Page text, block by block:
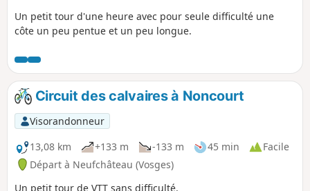
Un petit tour d'une heure avec pour seule difficulté une
côte un peu pentue et un peu longue.
Circuit des calvaires à Noncourt
Visorandonneur
13,08 km
+133 m -133 m 45 min
Facile
Départ à Neufchâteau (Vosges)
Un petit tour de VTT sans difficulté.